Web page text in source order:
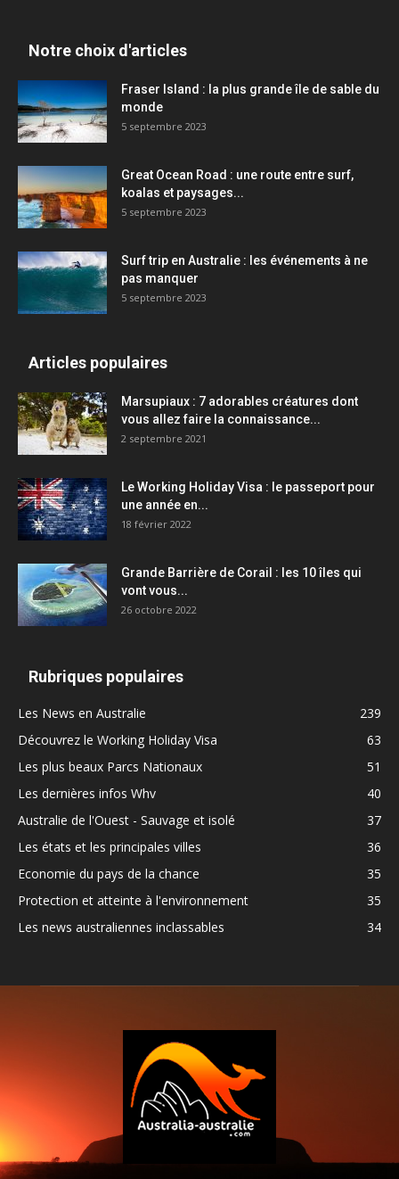
Notre choix d'articles
Fraser Island : la plus grande île de sable du
monde
5 septembre 2023
Great Ocean Road : une route entre surf,
koalas et paysages...
5 septembre 2023
Surf trip en Australie : les événements à ne
pas manquer
5 septembre 2023
Articles populaires
Marsupiaux : 7 adorables créatures dont
vous allez faire la connaissance...
2 septembre 2021
Le Working Holiday Visa : le passeport pour
une année en...
18 février 2022
Grande Barrière de Corail : les 10 îles qui
vont vous...
26 octobre 2022
Rubriques populaires
Les News en Australie
239
Découvrez le Working Holiday Visa
63
Les plus beaux Parcs Nationaux
51
Les dernières infos Whv
40
Australie de l'Ouest - Sauvage et isolé
37
Les états et les principales villes
36
Economie du pays de la chance
35
Protection et atteinte à l'environnement
35
Les news australiennes inclassables
34